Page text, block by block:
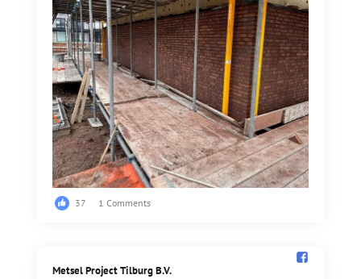
37 1 Comments
Metsel Project Tilburg B.V.️